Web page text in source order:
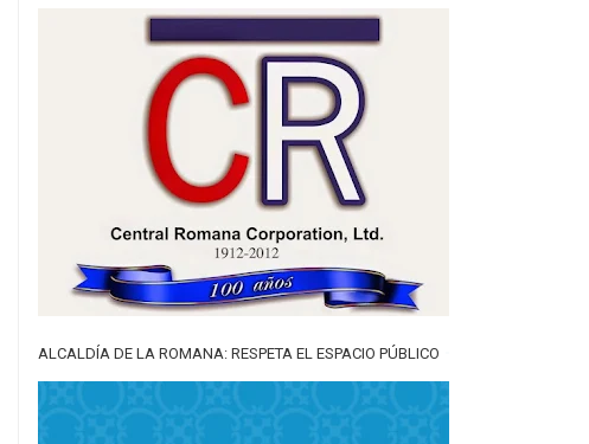
ALCALDÍA DE LA ROMANA: RESPETA EL ESPACIO PÚBLICO